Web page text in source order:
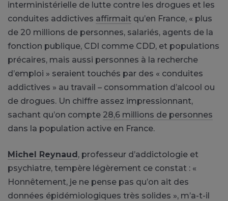
interministérielle de lutte contre les drogues et les
conduites addictives affirmait qu’en France, « plus
de 20 millions de personnes, salariés, agents de la
fonction publique, CDI comme CDD, et populations
précaires, mais aussi personnes à la recherche
d’emploi » seraient touchés par des « conduites
addictives » au travail – consommation d’alcool ou
de drogues. Un chiffre assez impressionnant,
sachant qu’on compte 28,6 millions de personnes
dans la population active en France.
Michel Reynaud, professeur d’addictologie et
psychiatre, tempère légèrement ce constat : «
Honnêtement, je ne pense pas qu’on ait des
données épidémiologiques très solides », m’a-t-il